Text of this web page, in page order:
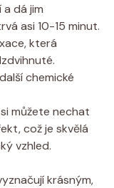
dá jim
⁤asi 10-15​ minut.
která
chemické
můžete‍ nechat​
což ⁤je skvělá
vzhled.
krásným,